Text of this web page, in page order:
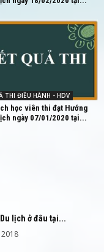
THI ĐIỀU HÀNH - HDV
học viên thi đạt Hướng
ngày 07/01/2020 tại...
lịch ở đâu tại...
2018